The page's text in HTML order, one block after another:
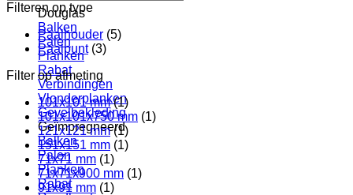
Douglas
Balken
Palen
Planken
Rabat
Verbindingen
Vlonderplanken
Gevelbekleding
Geïmpregneerd
Balken
Palen
Planken
Rabat
Filteren op type
Paalhouder (5)
Paalpunt (3)
Filter op afmeting
101x101 mm (1)
101x101x750 mm (1)
121x121 mm (1)
151x151 mm (1)
71x71 mm (1)
71x71x900 mm (1)
91x91 mm (1)